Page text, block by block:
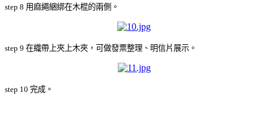
step 8 用麻繩綑綁在木棍的兩側。
step 9 在織帶上夾上木夾，可做發票整理、明信片展示。
step 10 完成。